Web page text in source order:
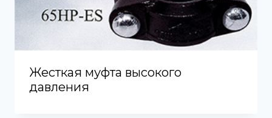
Жесткая муфта высокого
давления